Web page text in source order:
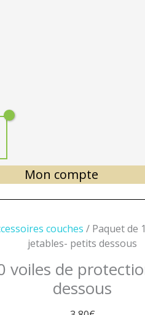
Mon compte
couches / Paquet de
jetables- petits dessous
voiles de
dessous